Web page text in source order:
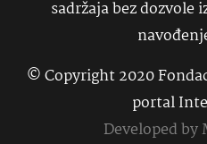
sadržaja bez dozvole
© Copyright 2020
portal
Developed by